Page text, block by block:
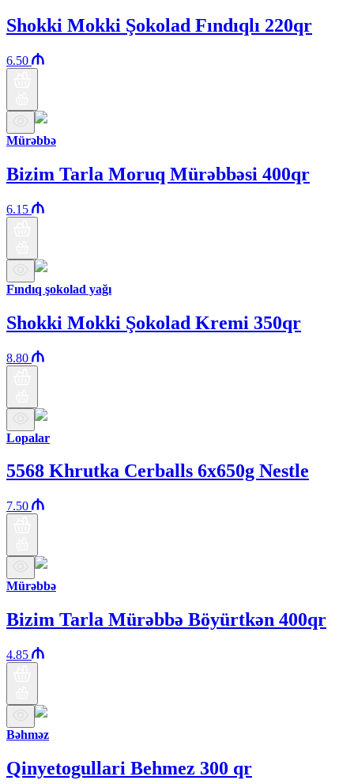
Shokki Mokki Şokolad Fındıqlı 220qr
6.50
Mürəbbə
Bizim Tarla Moruq Mürəbbəsi 400qr
6.15
Fındıq şokolad yağı
Shokki Mokki Şokolad Kremi 350qr
8.80
Lopalar
5568 Khrutka Cerballs 6x650g Nestle
7.50
Mürəbbə
Bizim Tarla Mürəbbə Böyürtkən 400qr
4.85
Bəhməz
Qinyetogullari Behmez 300 qr